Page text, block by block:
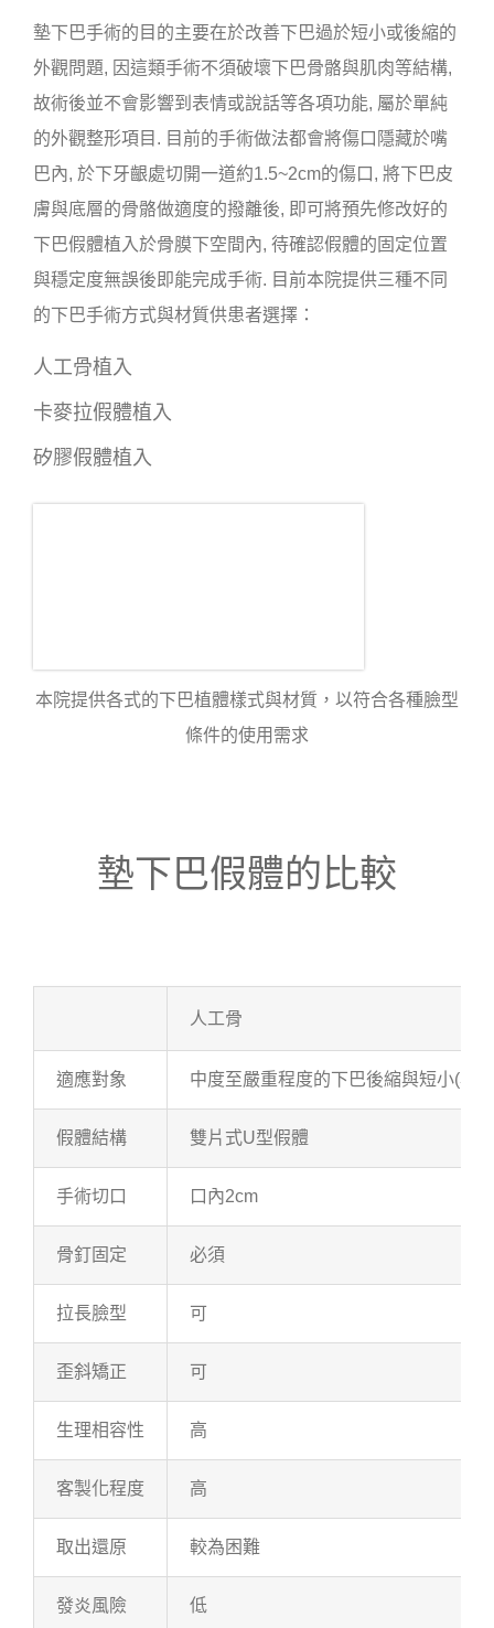
墊下巴手術的目的主要在於改善下巴過於短小或後縮的
外觀問題, 因這類手術不須破壞下巴骨骼與肌肉等結構,
故術後並不會影響到表情或說話等各項功能, 屬於單純
的外觀整形項目. 目前的手術做法都會將傷口隱藏於嘴
巴內, 於下牙齦處切開一道約1.5~2cm的傷口, 將下巴皮
膚與底層的骨骼做適度的撥離後, 即可將預先修改好的
下巴假體植入於骨膜下空間內, 待確認假體的固定位置
與穩定度無誤後即能完成手術. 目前本院提供三種不同
的下巴手術方式與材質供患者選擇：
人工骨植入
卡麥拉假體植入
矽膠假體植入
本院提供各式的下巴植體樣式與材質，以符合各種臉型
條件的使用需求
墊下巴假體的比較
人工骨
適應對象 中度至嚴重程度的下巴後縮與短小(小
假體結構 雙片式U型假體
手術切口 口內2cm
骨釘固定 必須
拉長臉型 可
歪斜矯正 可
生理相容性 高
客製化程度 高
取出還原 較為困難
發炎風險 低